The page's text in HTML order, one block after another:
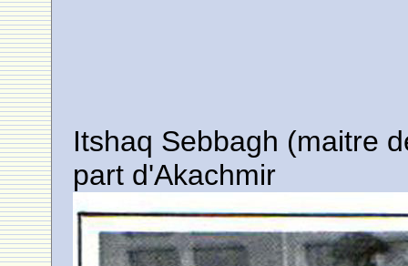
Itshaq Sebbagh (maitre
part d'Akachmir